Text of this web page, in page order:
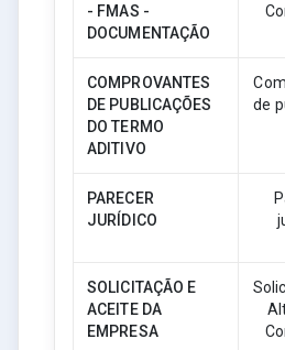
- FMAS -
DOCUMENTAÇÃO
COMPROVANTES
DE PUBLICAÇÕES
DO TERMO
ADITIVO
de
PARECER
JURÍDICO
SOLICITAÇÃO E
ACEITE DA
EMPRESA